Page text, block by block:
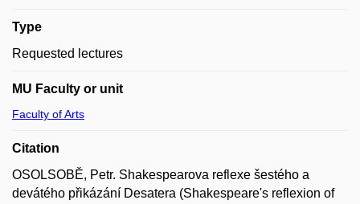
Type
Requested lectures
MU Faculty or unit
Faculty of Arts
Citation
OSOLSOBĚ, Petr. Shakespearova reflexe šestého a
devátého přikázání Desatera (Shakespeare's reflexion of